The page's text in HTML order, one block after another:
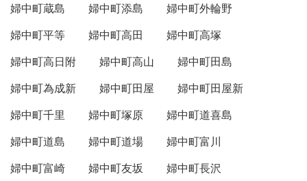
婦中町蔵島
婦中町添島
婦中町外輪野
婦中町平等
婦中町高田
婦中町高塚
婦中町高日附
婦中町高山
婦中町田島
婦中町為成新
婦中町田屋
婦中町田屋新
婦中町千里
婦中町塚原
婦中町道喜島
婦中町道島
婦中町道場
婦中町富川
婦中町富崎
婦中町友坂
婦中町長沢